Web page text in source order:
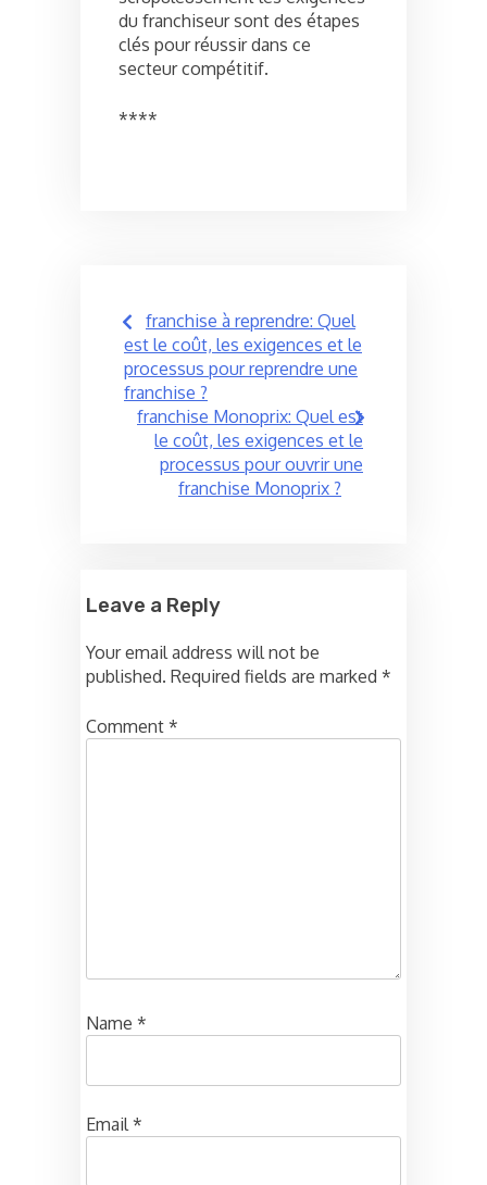
du franchiseur sont des étapes
clés pour réussir dans ce
secteur compétitif.
****
Post
navigation
franchise à reprendre: Quel
est le coût, les exigences et le
processus pour reprendre une
franchise ?
franchise Monoprix: Quel est
le coût, les exigences et le
processus pour ouvrir une
franchise Monoprix ?
Leave a Reply
Your email address will not be
published. Required fields are marked *
Comment *
Name *
Email *